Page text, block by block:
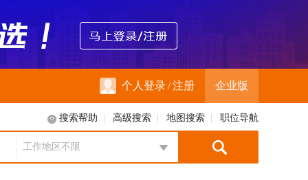
个人登录/注册 企业版
搜索帮助 高级搜索 地图搜索 职位导航
工作地区不限